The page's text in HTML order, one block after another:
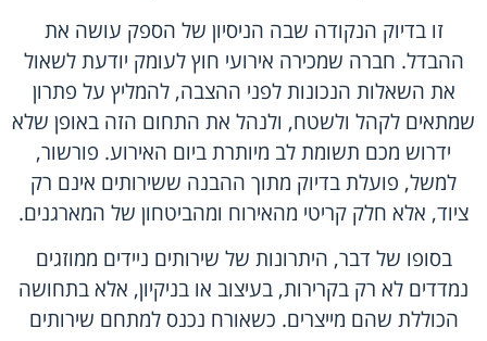
זו בדיוק הנקודה שבה הניסיון של הספק עושה את
ההבדל. חברה שמכירה אירועי חוץ לעומק יודעת לשאול
את השאלות הנכונות לפני ההצבה, להמליץ על פתרון
שמתאים לקהל ולשטח, ולנהל את התחום הזה באופן שלא
ידרוש מכם תשומת לב מיותרת ביום האירוע. פורשור,
למשל, פועלת בדיוק מתוך ההבנה ששירותים אינם רק
ציוד, אלא חלק קריטי מהאירוח ומהביטחון של המארגנים.
בסופו של דבר, היתרונות של שירותים ניידים ממוזגים
נמדדים לא רק בקרירות, בעיצוב או בניקיון, אלא בתחושה
הכוללת שהם מייצרים. כשאורח נכנס למתחם שירותים